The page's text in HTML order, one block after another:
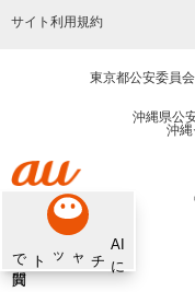
サイト利用規約
東京都公安委員
沖縄県公
沖